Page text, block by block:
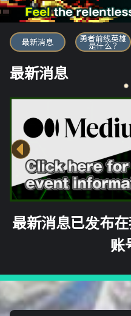
勇者前线英雄
最新消息 勇者前线英雄
是什么？
最新消息
最新消息已发布
账